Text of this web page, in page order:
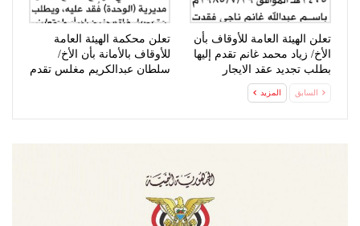
تعلن الهيئة العامة للأوقاف بأن
الأخ/ زياد محمد غانم تقدم إليها
بطلب تجديد عقد الايجار
تعلن محكمة الهيئة العامة
للأوقاف بالأمانة بأن الأخ/
سلطان عبدالكريم مغلس تقدم
السابق المزيد